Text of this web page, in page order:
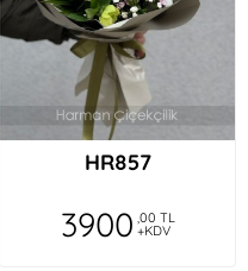
HR857
3900 ,00 TL
+KDV